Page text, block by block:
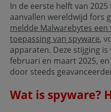
In de eerste helft van
aanvallen wereldwijd fors
meldde Malwarebytes een
toepassing van spyware,
apparaten. Deze stijging
februari en maart 2025,
door steeds
Wat is spyware?